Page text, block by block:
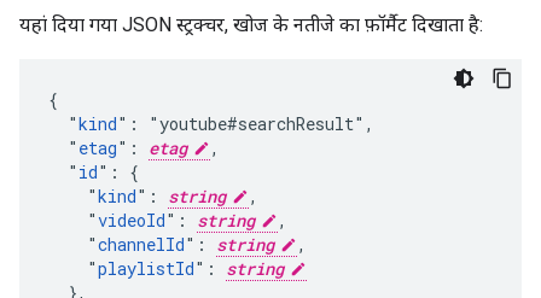
यहां दिया गया JSON स्ट्रक्चर, खोज के नतीजे का फ़ॉर्मैट दिखाता है:
{
  "
kind": "youtube#searchResult",
  "
etag": etag
,
  "
id": {
    "
kind": string
,
    "
videoId": string
,
    "
channelId": string
,
    "
playlistId": string
  },